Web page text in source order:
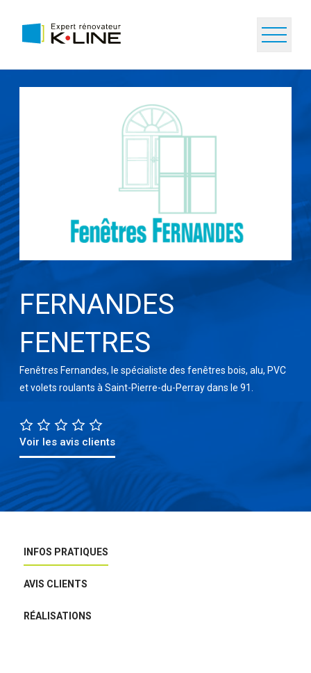
FERNANDES
FENETRES
Fenêtres Fernandes, le spécialiste des fenêtres bois, alu, PVC
et volets roulants à Saint-Pierre-du-Perray dans le 91.
Voir les avis clients
INFOS PRATIQUES
AVIS CLIENTS
RÉALISATIONS